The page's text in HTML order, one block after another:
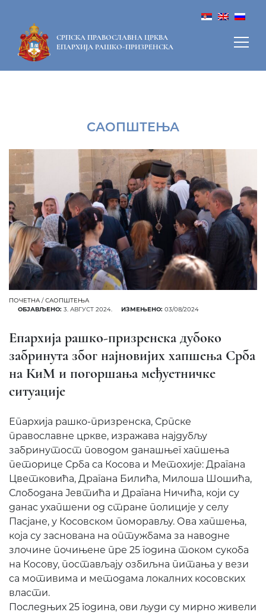
СРПСКА ПРАВОСЛАВНА ЦРКВА
ЕПАРХИЈА РАШКО-ПРИЗРЕНСКА
САОПШТЕЊА
ПОЧЕТНА /САОПШТЕЊА
ОБЈАВЉЕНО: 3. АВГУСТ 2024. ИЗМЕЊЕНО: 03/08/2024
Епархија рашко-призренска дубоко
забринута због најновијих хапшења Срба
на КиМ и погоршања међуетничке
ситуације
Епархија рашко-призренска, Српске
православне цркве, изражава најдубљу
забринутост поводом данашњег хапшења
петорице Срба са Косова и Метохије: Драгана
Цветковића, Драгана Билића, Милоша Шошића,
Слободана Јевтића и Драгана Ничића, који су
данас ухапшени од стране полиције у селу
Пасјане, у Косовском поморављу. Ова хапшења,
која су заснована на оптужбама за наводне
злочине почињене пре 25 година током сукоба
на Косову, постављају озбиљна питања у вези
са мотивима и методама локалних косовских
власти.
Последњих 25 година, ови људи су мирно живели